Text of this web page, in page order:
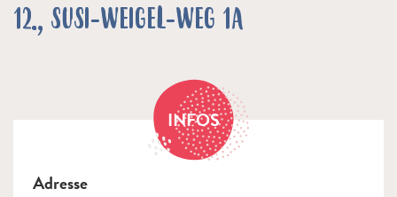
12., SUSI-WEIGEL-WEG 1A
INFOS
Adresse